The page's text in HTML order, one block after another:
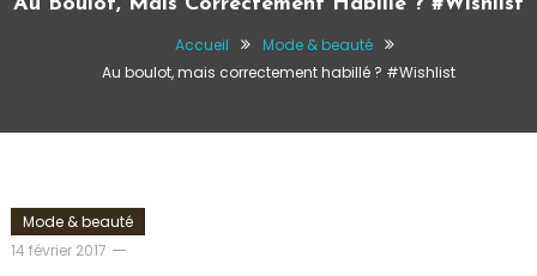
Accueil
Mode & beauté
Au boulot, mais correctement habillé ? #Wishlist
Mode & beauté
14 février 2017
Romain-